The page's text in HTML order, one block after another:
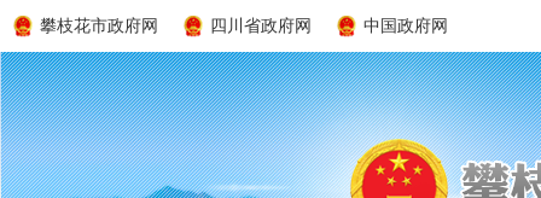
攀枝花市政府网 四川省政府网 中国政府网